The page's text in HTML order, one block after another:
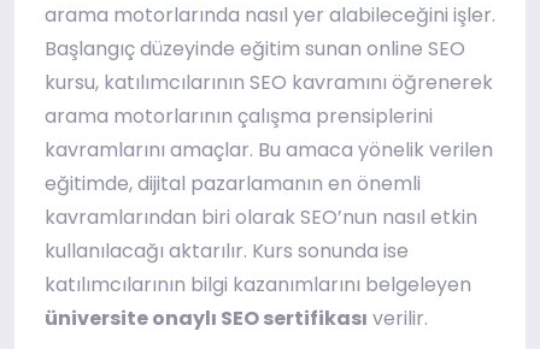
arama motorlarında nasıl yer alabileceğini işler.
Başlangıç düzeyinde eğitim sunan online SEO
kursu, katılımcılarının SEO kavramını öğrenerek
arama motorlarının çalışma prensiplerini
kavramlarını amaçlar. Bu amaca yönelik verilen
eğitimde, dijital pazarlamanın en önemli
kavramlarından biri olarak SEO’nun nasıl etkin
kullanılacağı aktarılır. Kurs sonunda ise
katılımcılarının bilgi kazanımlarını belgeleyen
üniversite onaylı SEO sertifikası verilir.